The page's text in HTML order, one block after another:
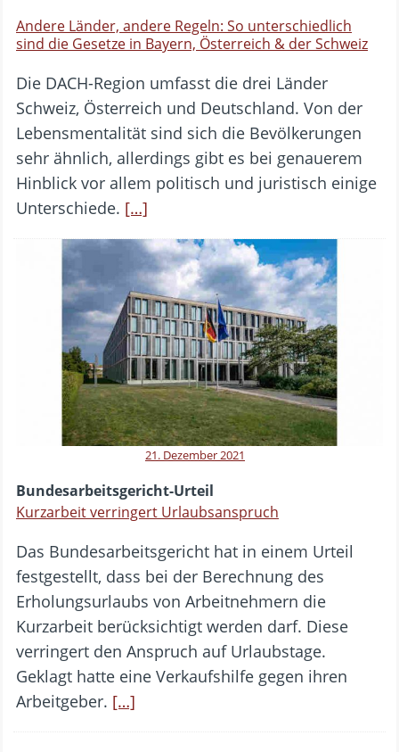
Andere Länder, andere Regeln: So unterschiedlich
sind die Gesetze in Bayern, Österreich & der Schweiz
Die DACH-Region umfasst die drei Länder
Schweiz, Österreich und Deutschland. Von der
Lebensmentalität sind sich die Bevölkerungen
sehr ähnlich, allerdings gibt es bei genauerem
Hinblick vor allem politisch und juristisch einige
Unterschiede. […]
21. Dezember 2021
Bundesarbeitsgericht-Urteil
Kurzarbeit verringert Urlaubsanspruch
Das Bundesarbeitsgericht hat in einem Urteil
festgestellt, dass bei der Berechnung des
Erholungsurlaubs von Arbeitnehmern die
Kurzarbeit berücksichtigt werden darf. Diese
verringert den Anspruch auf Urlaubstage.
Geklagt hatte eine Verkaufshilfe gegen ihren
Arbeitgeber. […]